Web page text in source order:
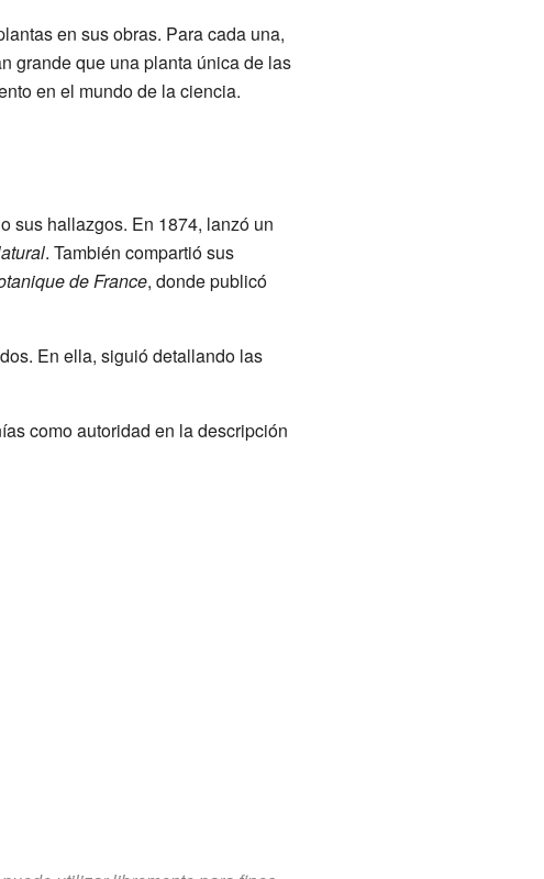
en sus obras. Para cada una,
grande que una planta única de las
en el mundo de la ciencia.
sus hallazgos. En 1874, lanzó un
. También compartió sus
de France, donde publicó
En ella, siguió detallando las
como autoridad en la descripción